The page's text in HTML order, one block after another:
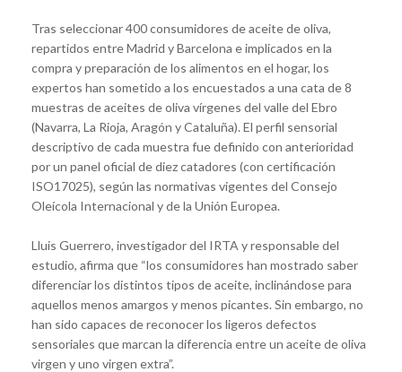
Tras seleccionar 400 consumidores de aceite de oliva,
repartidos entre Madrid y Barcelona e implicados en la
compra y preparación de los alimentos en el hogar, los
expertos han sometido a los encuestados a una cata de 8
muestras de aceites de oliva vírgenes del valle del Ebro
(Navarra, La Rioja, Aragón y Cataluña). El perfil sensorial
descriptivo de cada muestra fue definido con anterioridad
por un panel oficial de diez catadores (con certificación
ISO17025), según las normativas vigentes del Consejo
Oleícola Internacional y de la Unión Europea.
Lluis Guerrero, investigador del IRTA y responsable del
estudio, afirma que “los consumidores han mostrado saber
diferenciar los distintos tipos de aceite, inclinándose para
aquellos menos amargos y menos picantes. Sin embargo, no
han sido capaces de reconocer los ligeros defectos
sensoriales que marcan la diferencia entre un aceite de oliva
virgen y uno virgen extra”.